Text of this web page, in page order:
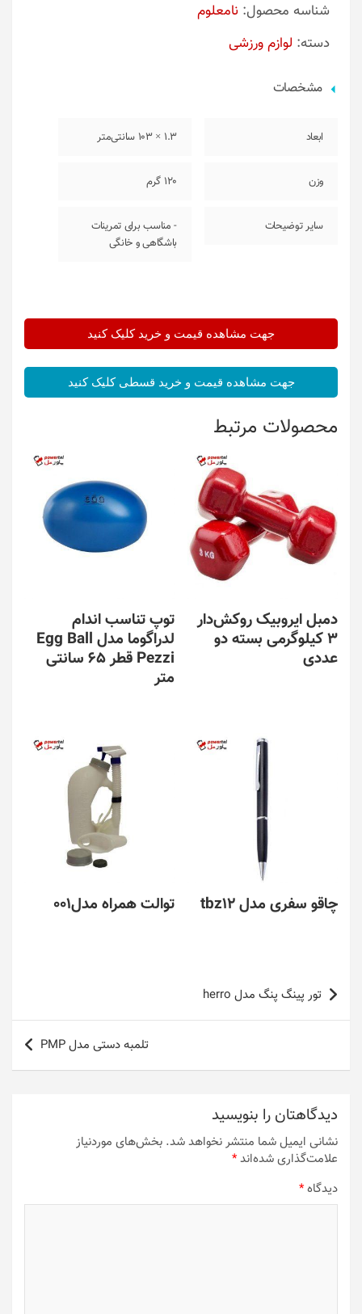
شناسه محصول: نامعلوم
دسته: لوازم ورزشی
مشخصات
ابعاد 1.3 × 103 سانتی‌متر
وزن 120 گرم
سایر توضیحات
- مناسب برای تمرینات
باشگاهی و خانگی
جهت مشاهده قیمت و خرید کلیک کنید
جهت مشاهده قیمت و خرید قسطی کلیک کنید
محصولات مرتبط
دمبل ایروبیک روکش‌دار
3 کیلوگرمی بسته دو
عددی
توپ تناسب اندام
لدراگوما مدل Egg Ball
Pezzi قطر 65 سانتی
متر
چاقو سفری مدل tbz12 توالت همراه مدل001
راهبری
نوشته
تور پینگ پنگ مدل herro
تلمبه دستی مدل PMP
دیدگاهتان را بنویسید
نشانی ایمیل شما منتشر نخواهد شد. بخش‌های موردنیاز
علامت‌گذاری شده‌اند*
دیدگاه*